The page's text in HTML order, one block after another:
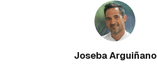
Joseba Arguiñano